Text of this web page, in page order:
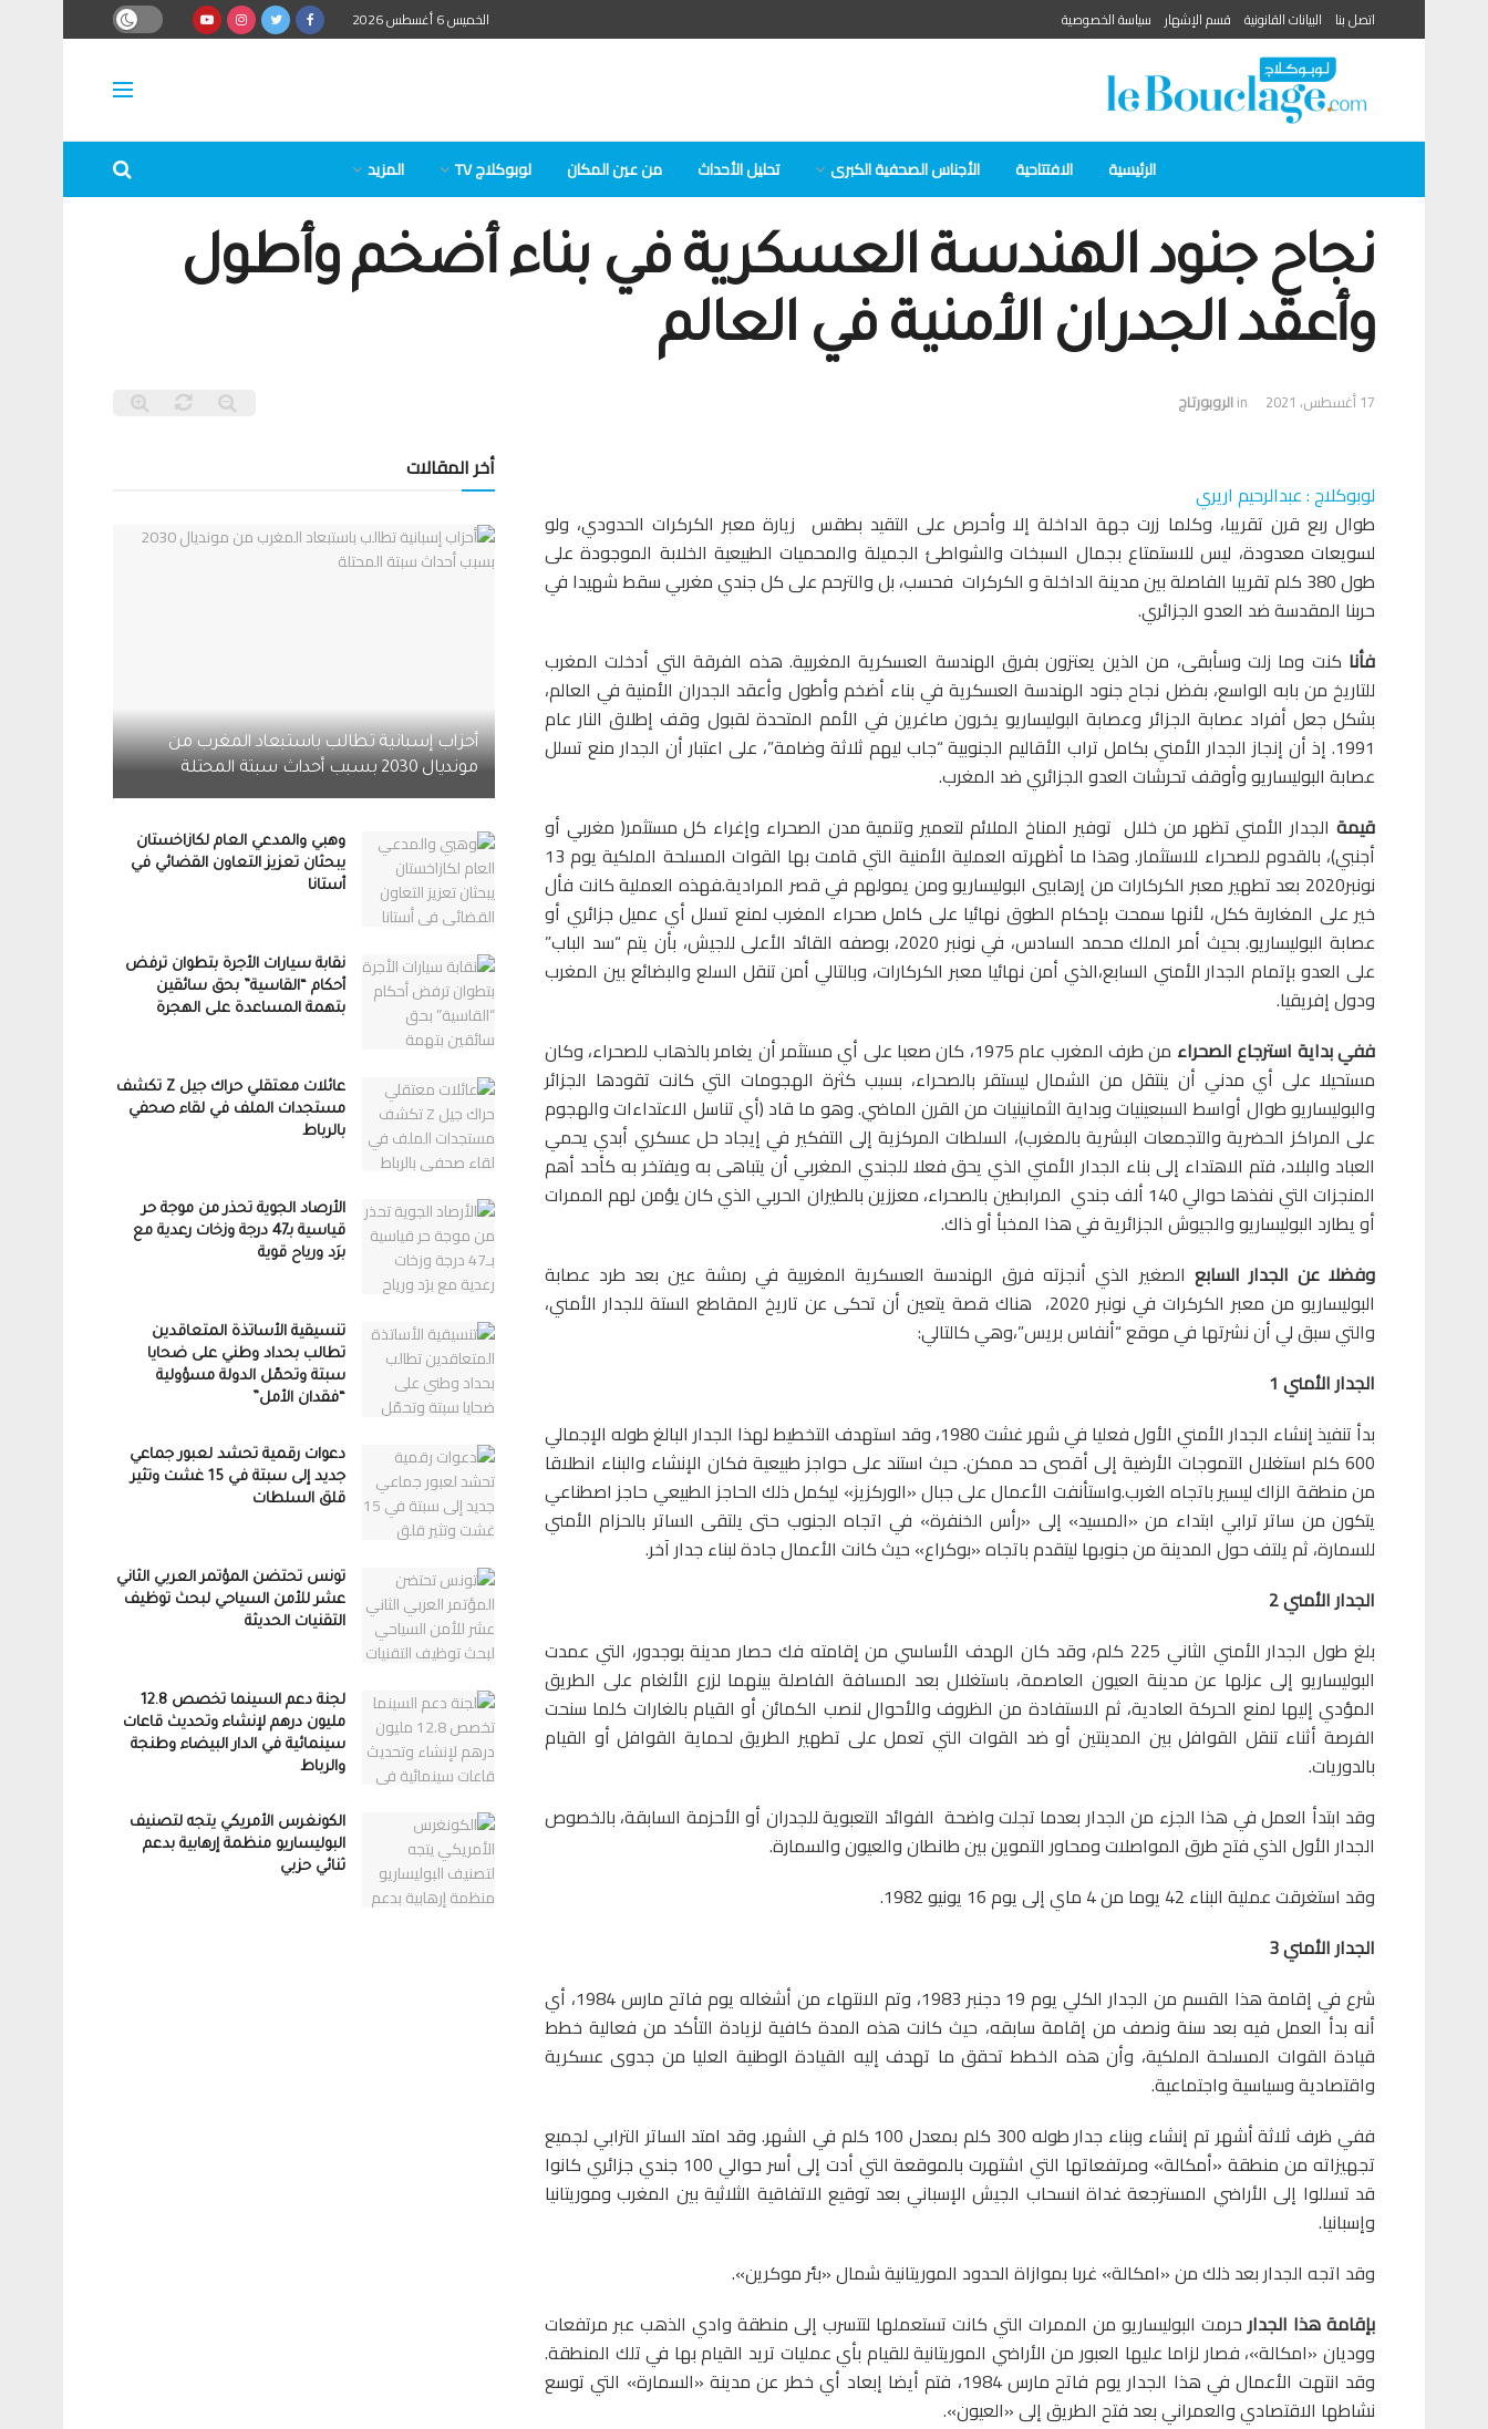
اتصل بنا البيانات القانونية قسم الإشهار سياسة الخصوصية الخميس 6 أغسطس 2026
الرئيسية الافتتاحية الأجناس الصحفية الكبرى تحلیل الأحداث من عين المكان لوبوكلاج TV المزيد
نجاح جنود الهندسة العسكرية في بناء أضخم وأطول
وأعقد الجدران الأمنية في العالم
17 أغسطس، 2021 inالروبورتاج
لوبوكلاج : عبدالرحيم اريري
طوال ربع قرن تقريبا، وكلما زرت جهة الداخلة إلا وأحرص على التقيد بطقس زيارة معبر الكركرات الحدودي، ولو
لسويعات معدودة، ليس للاستمتاع بجمال السبخات والشواطئ الجميلة والمحميات الطبيعية الخلابة الموجودة على
طول 380 كلم تقريبا الفاصلة بين مدينة الداخلة و الكركرات فحسب، بل والترحم على كل جندي مغربي سقط شهيدا في
حربنا المقدسة ضد العدو الجزائري.
فأنا كنت وما زلت وسأبقى، من الذين يعتزون بفرق الهندسة العسكرية المغربية. هذه الفرقة التي أدخلت المغرب
للتاريخ من بابه الواسع، بفضل نجاح جنود الهندسة العسكرية في بناء أضخم وأطول وأعقد الجدران الأمنية في العالم،
بشكل جعل أفراد عصابة الجزائر وعصابة البوليساريو يخرون صاغرين في الأمم المتحدة لقبول وقف إطلاق النار عام
1991. إذ أن إنجاز الجدار الأمني بكامل تراب الأقاليم الجنوبية “جاب ليهم ثلاثة وضامة”، على اعتبار أن الجدار منع تسلل
عصابة البوليساريو وأوقف تحرشات العدو الجزائري ضد المغرب.
قيمة الجدار الأمني تظهر من خلال توفير المناخ الملائم لتعمير وتنمية مدن الصحراء وإغراء كل مستثمر( مغربي أو
أجنبي)، بالقدوم للصحراء للاستثمار. وهذا ما أظهرته العملية الأمنية التي قامت بها القوات المسلحة الملكية يوم 13
نونبر2020 بعد تطهير معبر الكركارات من إرهابيي البوليساريو ومن يمولهم في قصر المرادية.فهذه العملية كانت فأل
خير على المغاربة ككل، لأنها سمحت بإحكام الطوق نهائيا على كامل صحراء المغرب لمنع تسلل أي عميل جزائري أو
عصابة البوليساريو. بحيث أمر الملك محمد السادس، في نونبر 2020، بوصفه القائد الأعلى للجيش، بأن يتم “سد الباب”
على العدو بإتمام الجدار الأمني السابع،الذي أمن نهائيا معبر الكركارات، وبالتالي أمن تنقل السلع والبضائع بين المغرب
ودول إفريقيا.
ففي بداية استرجاع الصحراء
من طرف المغرب عام 1975، كان صعبا على أي مستثمر أن يغامر بالذهاب للصحراء، وكان
مستحيلا على أي مدني أن ينتقل من الشمال ليستقر بالصحراء، بسبب كثرة الهجومات التي كانت تقودها الجزائر
والبوليساريو طوال أواسط السبعينيات وبداية الثمانينيات من القرن الماضي. وهو ما قاد (أي تناسل الاعتداءات والهجوم
على المراكز الحضرية والتجمعات البشرية بالمغرب)، السلطات المركزية إلى التفكير في إيجاد حل عسكري أبدي يحمي
العباد والبلاد، فتم الاهتداء إلى بناء الجدار الأمني الذي يحق فعلا للجندي المغربي أن يتباهى به ويفتخر به كأحد أهم
المنجزات التي نفذها حوالي 140 ألف جندي المرابطين بالصحراء، معززين بالطيران الحربي الذي كان يؤمن لهم الممرات
أو يطارد البوليساريو والجيوش الجزائرية في هذا المخبأ أو ذاك.
وفضلا عن الجدار السابع الصغير الذي أنجزته فرق الهندسة العسكرية المغربية في رمشة عين بعد طرد عصابة
البوليساريو من معبر الكركرات في نونبر 2020، هناك قصة يتعين أن تحكى عن تاريخ المقاطع الستة للجدار الأمني،
والتي سبق لي أن نشرتها في موقع “أنفاس بريس”،وهي كالتالي:
الجدار الأمني 1
بدأ تنفيذ إنشاء الجدار الأمني الأول فعليا في شهر غشت 1980، وقد استهدف التخطيط لهذا الجدار البالغ طوله الإجمالي
600 كلم استغلال التموجات الأرضية إلى أقصى حد ممكن. حيث استند على حواجز طبيعية فكان الإنشاء والبناء انطلاقا
من منطقة الزاك ليسير باتجاه الغرب.واستأنفت الأعمال على جبال «الوركزيز» ليكمل ذلك الحاجز الطبيعي حاجز اصطناعي
يتكون من ساتر ترابي ابتداء من «المسيد» إلى «رأس الخنفرة» في اتجاه الجنوب حتى يلتقى الساتر بالحزام الأمني
للسمارة، ثم يلتف حول المدينة من جنوبها ليتقدم باتجاه «بوكراع» حيث كانت الأعمال جادة لبناء جدار آخر.
الجدار الأمني2
بلغ طول الجدار الأمني الثاني 225 كلم، وقد كان الهدف الأساسي من إقامته فك حصار مدينة بوجدور، التي عمدت
البوليساريو إلى عزلها عن مدينة العيون العاصمة، باستغلال بعد المسافة الفاصلة بينهما لزرع الألغام على الطريق
المؤدي إليها لمنع الحركة العادية، ثم الاستفادة من الظروف والأحوال لنصب الكمائن أو القيام بالغارات كلما سنحت
الفرصة أثناء تنقل القوافل بين المدينتين أو ضد القوات التي تعمل على تطهير الطريق لحماية القوافل أو القيام
بالدوريات.
وقد ابتدأ العمل في هذا الجزء من الجدار بعدما تجلت واضحة الفوائد التعبوية للجدران أو الأحزمة السابقة، بالخصوص
الجدار الأول الذي فتح طرق المواصلات ومحاور التموين بين طانطان والعيون والسمارة.
وقد استغرقت عملية البناء 42 يوما من 4 ماي إلى يوم 16 يونيو 1982.
الجدار الأمني 3
شرع في إقامة هذا القسم من الجدار الكلي يوم 19 دجنبر 1983، وتم الانتهاء من أشغاله يوم فاتح مارس 1984، أي
أنه بدأ العمل فيه بعد سنة ونصف من إقامة سابقه، حيث كانت هذه المدة كافية لزيادة التأكد من فعالية خطط
قيادة القوات المسلحة الملكية، وأن هذه الخطط تحقق ما تهدف إليه القيادة الوطنية العليا من جدوى عسكرية
واقتصادية وسياسية واجتماعية.
ففي ظرف ثلاثة أشهر تم إنشاء وبناء جدار طوله 300 كلم بمعدل 100 كلم في الشهر. وقد امتد الساتر الترابي لجميع
تجهيزاته من منطقة «أمكالة» ومرتفعاتها التي اشتهرت بالموقعة التي أدت إلى أسر حوالي 100 جندي جزائري كانوا
قد تسللوا إلى الأراضي المسترجعة غداة انسحاب الجيش الإسباني بعد توقيع الاتفاقية الثلاثية بين المغرب وموريتانيا
وإسبانيا.
وقد اتجه الجدار بعد ذلك من «امكالة» غربا بموازاة الحدود الموريتانية شمال «بئر موكرين».
بإقامة هذا الجدارحرمت البوليساريو من الممرات التي كانت تستعملها لتتسرب إلى منطقة وادي الذهب عبر مرتفعات
ووديان «امكالة»، فصار لزاما عليها العبور من الأراضي الموريتانية للقيام بأي عمليات تريد القيام بها في تلك المنطقة.
وقد انتهت الأعمال في هذا الجدار يوم فاتح مارس 1984، فتم أيضا إبعاد أي خطر عن مدينة «السمارة» التي توسع
نشاطها الاقتصادي والعمراني بعد فتح الطريق إلى «العيون».
أخر المقالات
أحزاب إسبانية تطالب باستبعاد المغرب من
مونديال 2030 بسبب أحداث سبتة المحتلة
وهبي والمدعي العام لكازاخستان
يبحثان تعزيز التعاون القضائي في
أستانا
نقابة سيارات الأجرة بتطوان ترفض
أحكام “القاسية” بحق سائقين
بتهمة المساعدة على الهجرة
عائلات معتقلي حراك جيل Z تكشف
مستجدات الملف في لقاء صحفي
بالرباط
الأرصاد الجوية تحذر من موجة حر
قياسية بـ47 درجة وزخات رعدية مع
برَد ورياح قوية
تنسيقية الأساتذة المتعاقدين
تطالب بحداد وطني على ضحايا
سبتة وتحمّل الدولة مسؤولية
“فقدان الأمل”
دعوات رقمية تحشد لعبور جماعي
جديد إلى سبتة في 15 غشت وتثير
قلق السلطات
تونس تحتضن المؤتمر العربي الثاني
عشر للأمن السياحي لبحث توظيف
التقنيات الحديثة
لجنة دعم السينما تخصص 12.8
مليون درهم لإنشاء وتحديث قاعات
سينمائية في الدار البيضاء وطنجة
والرباط
الكونغرس الأمريكي يتجه لتصنيف
البوليساريو منظمة إرهابية بدعم
ثنائي حزبي